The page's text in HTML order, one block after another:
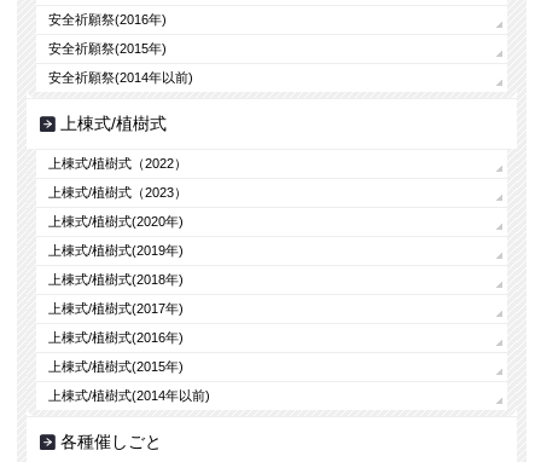
安全祈願祭(2016年)
安全祈願祭(2015年)
安全祈願祭(2014年以前)
上棟式/植樹式
上棟式/植樹式（2022）
上棟式/植樹式（2023）
上棟式/植樹式(2020年)
上棟式/植樹式(2019年)
上棟式/植樹式(2018年)
上棟式/植樹式(2017年)
上棟式/植樹式(2016年)
上棟式/植樹式(2015年)
上棟式/植樹式(2014年以前)
各種催しごと